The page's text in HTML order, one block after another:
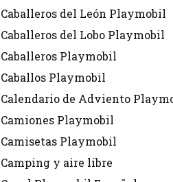
Caballeros del León Playmobil
Caballeros del Lobo Playmobil
Caballeros Playmobil
Caballos Playmobil
Calendario de Adviento
Camiones Playmobil
Camisetas Playmobil
Camping y aire libre